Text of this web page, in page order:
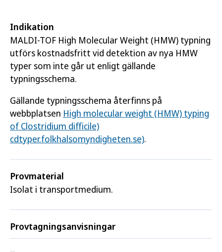
Indikation
MALDI-TOF High Molecular Weight (HMW) typning
utförs kostnadsfritt vid detektion av nya HMW
typer som inte går ut enligt gällande
typningsschema.
Gällande typningsschema återfinns på
webbplatsen High molecular weight (HMW) typing
of Clostridium difficile)
cdtyper.folkhalsomyndigheten.se).
Provmaterial
Isolat i transportmedium.
Provtagnings­anvisningar